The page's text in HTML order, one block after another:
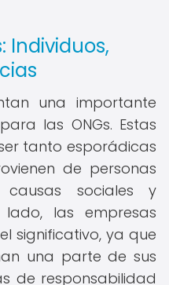
Individuos,
una importante
las ONGs. Estas
tanto esporádicas
de personas
sociales y
las empresas
significativo, ya que
una parte de sus
de responsabilidad